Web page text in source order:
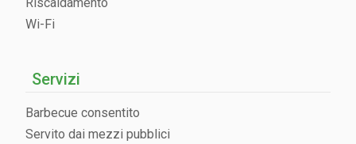
Wi-Fi
Servizi
Barbecue consentito
Servito dai mezzi pubblici